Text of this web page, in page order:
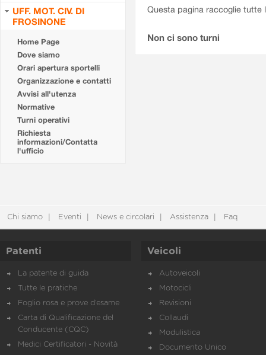
UFF. MOT. CIV. DI
FROSINONE
Home Page
Dove siamo
Orari apertura sportelli
Organizzazione e contatti
Avvisi all'utenza
Normative
Turni operativi
Richiesta
informazioni/Contatta
l'ufficio
Questa pagina raccoglie tutte
Non ci sono turni
Chi siamo Eventi News e circolari Assistenza Faq
Patenti
La patente di guida
Tutte le pratiche
Foglio rosa e prove d’esame
Carta di Qualificazione del
Conducente (CQC)
Medici Certificatori - Novità
Veicoli
Autoveicoli
Motocicli
Revisioni
Collaudi
Modulistica
Documento Unico